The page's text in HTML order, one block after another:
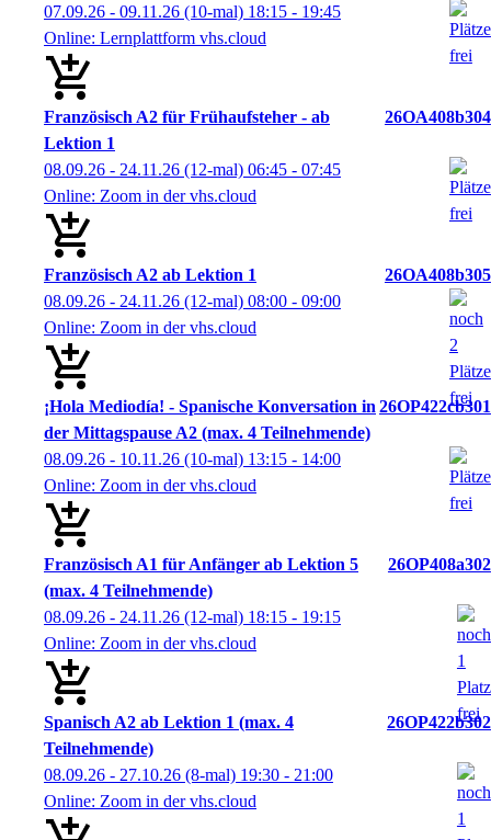
07.09.26 - 09.11.26 (10-mal) 18:15 - 19:45
Online: Lernplattform vhs.cloud
Französisch A2 für Frühaufsteher - ab
Lektion 1
26OA408b304
08.09.26 - 24.11.26 (12-mal) 06:45 - 07:45
Online: Zoom in der vhs.cloud
Französisch A2 ab Lektion 1
26OA408b305
08.09.26 - 24.11.26 (12-mal) 08:00 - 09:00
Online: Zoom in der vhs.cloud
¡Hola Mediodía! - Spanische Konversation in
der Mittagspause A2 (max. 4 Teilnehmende)
26OP422cb301
08.09.26 - 10.11.26 (10-mal) 13:15 - 14:00
Online: Zoom in der vhs.cloud
Französisch A1 für Anfänger ab Lektion 5
(max. 4 Teilnehmende)
26OP408a302
08.09.26 - 24.11.26 (12-mal) 18:15 - 19:15
Online: Zoom in der vhs.cloud
Spanisch A2 ab Lektion 1 (max. 4
Teilnehmende)
26OP422b302
08.09.26 - 27.10.26 (8-mal) 19:30 - 21:00
Online: Zoom in der vhs.cloud